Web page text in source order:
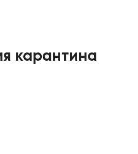
карантина